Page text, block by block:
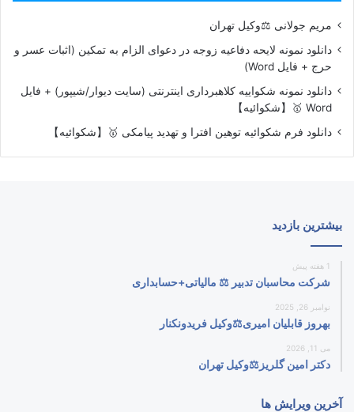
مریم جولانی ⚖️وکیل تهران
دانلود نمونه لایحه دفاعیه زوجه در دعوای الزام به تمکین (اثبات عسر و
حرج + فایل Word)
دانلود نمونه شکواییه کلاهبرداری اینترنتی (سایت دیوار/شیپور) + فایل
Word 🥇【شکوائیه】
دانلود فرم شکوائیه توهین افترا و تهدید پیامکی 🥇【شکوائیه】
بیشترین بازدید
1 هفته پیش
شرکت محاسبان تدبیر ⚖️ مالیاتی+حسابداری
نوامبر 26, 2025
بهروز قابلیان امیری⚖️وکیل فریدونکنار
می 11, 2026
دکتر امین گلریز⚖️وکیل تهران
آخرین ویرایش ها